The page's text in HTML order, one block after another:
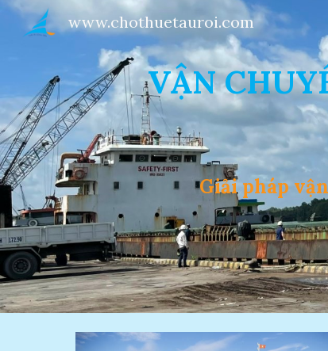
www.chothuetauroi.com
VẬN
Giải pháp v